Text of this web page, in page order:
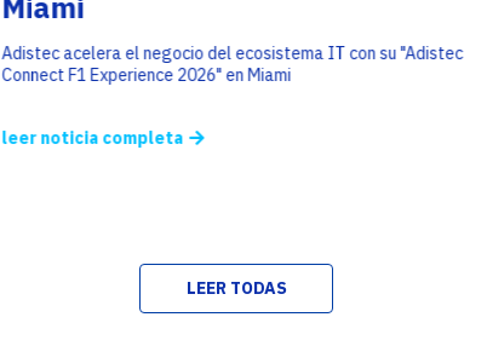
Adistec acelera el negocio del ecosistema IT con su "Adistec
Connect F1 Experience 2026" en Miami
leer noticia completa
LEER TODAS